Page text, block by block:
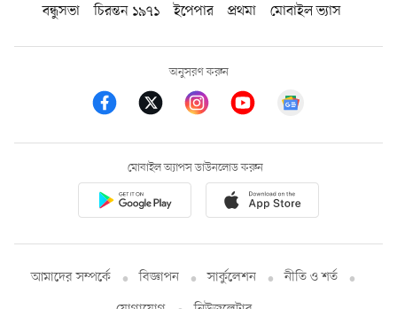
বন্ধুসভা
চিরন্তন ১৯৭১ ইপেপার প্রথমা মোবাইল ভ্যাস
অনুসরণ করুন
মোবাইল অ্যাপস ডাউনলোড করুন
আমাদের সম্পর্কে বিজ্ঞাপন সার্কুলেশন
নীতি ও শর্ত